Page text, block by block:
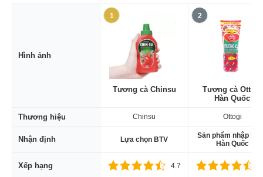
Hình ảnh
1
Tương cà Chinsu
2
Tương cà Ottogi
Hàn Quốc
Thương hiệu Chinsu Ottogi
Nhận định Lựa chọn BTV
Sản phẩm nhập
Hàn Quốc
Xếp hạng 4.7